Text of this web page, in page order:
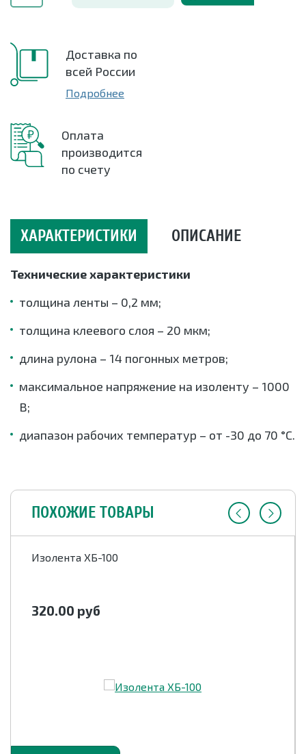
Доставка по
всей России
Подробнее
Оплата
производится
по счету
ХАРАКТЕРИСТИКИ ОПИСАНИЕ
Технические характеристики
толщина ленты – 0,2 мм;
толщина клеевого слоя – 20 мкм;
длина рулона – 14 погонных метров;
максимальное напряжение на изоленту – 1000
В;
диапазон рабочих температур – от -30 до 70 °С.
ПОХОЖИЕ ТОВАРЫ
Изолента ХБ-100
320.00 руб